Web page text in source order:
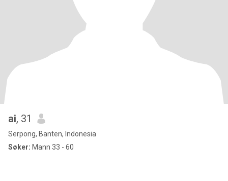
ai, 31
Serpong, Banten, Indonesia
Søker: Mann 33 - 60